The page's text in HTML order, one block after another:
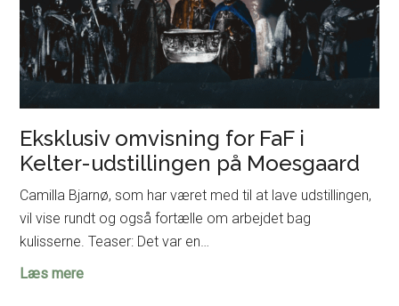
Eksklusiv omvisning for FaF i
Kelter-udstillingen på Moesgaard
Camilla Bjarnø, som har været med til at lave udstillingen,
vil vise rundt og også fortælle om arbejdet bag
kulisserne. Teaser: Det var en…
Læs mereEksklusiv